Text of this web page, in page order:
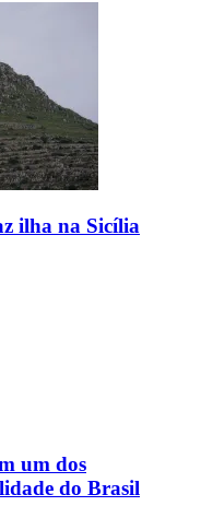
ilha na Sicília
um dos
do Brasil